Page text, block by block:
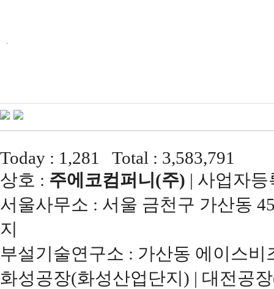
.
Today : 1,281 Total : 3,583,791
상호 : 주에코컴퍼니(주) | 사업자등
서울사무소 : 서울 금천구 가산동
지
부설기술연구소 : 가산동 에이스비
화성공장(화성산업단지) | 대전공